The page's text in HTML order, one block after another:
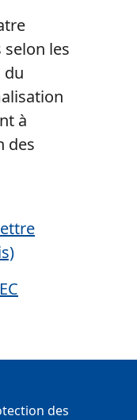
les
du
à
des
des